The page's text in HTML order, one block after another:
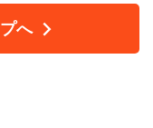
へ